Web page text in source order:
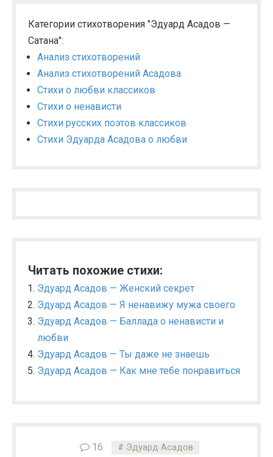
Категории стихотворения "Эдуард Асадов —
Сатана":
Анализ стихотворений
Анализ стихотворений Асадова
Стихи о любви классиков
Стихи о ненависти
Стихи русских поэтов классиков
Стихи Эдуарда Асадова о любви
Читать похожие стихи:
Эдуард Асадов — Женский секрет
Эдуард Асадов — Я ненавижу мужа своего
Эдуард Асадов — Баллада о ненависти и
любви
Эдуард Асадов — Ты даже не знаешь
Эдуард Асадов — Как мне тебе понравиться
16 Эдуард Асадов